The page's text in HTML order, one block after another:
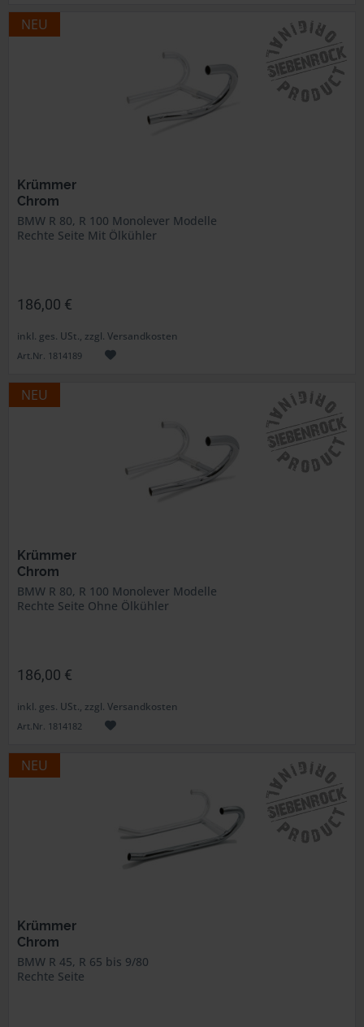
NEU
Krümmer
Chrom
BMW R 80, R 100 Monolever Modelle
Rechte Seite Mit Ölkühler
186,00 €
inkl. ges. USt., zzgl. Versandkosten
Art.Nr. 1814189
NEU
Krümmer
Chrom
BMW R 80, R 100 Monolever Modelle
Rechte Seite Ohne Ölkühler
186,00 €
inkl. ges. USt., zzgl. Versandkosten
Art.Nr. 1814182
NEU
Krümmer
Chrom
BMW R 45, R 65 bis 9/80
Rechte Seite